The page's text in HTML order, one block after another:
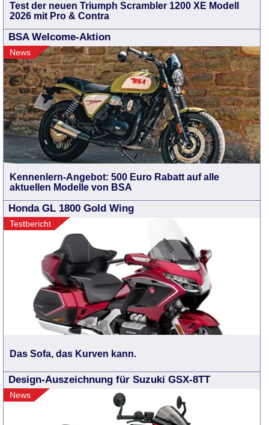
Test der neuen Triumph Scrambler 1200 XE Modell
2026 mit Pro & Contra
BSA Welcome-Aktion
News
Kennenlern-Angebot: 500 Euro Rabatt auf alle
aktuellen Modelle von BSA
Honda GL 1800 Gold Wing
Testbericht
Das Sofa, das Kurven kann.
Design-Auszeichnung für Suzuki GSX-8TT
News